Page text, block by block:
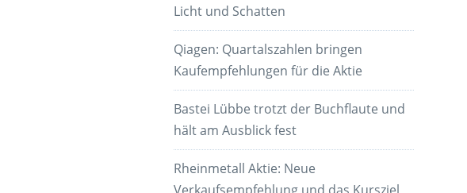
Licht und Schatten
Qiagen: Quartalszahlen bringen
Kaufempfehlungen für die Aktie
Bastei Lübbe trotzt der Buchflaute und
hält am Ausblick fest
Rheinmetall Aktie: Neue